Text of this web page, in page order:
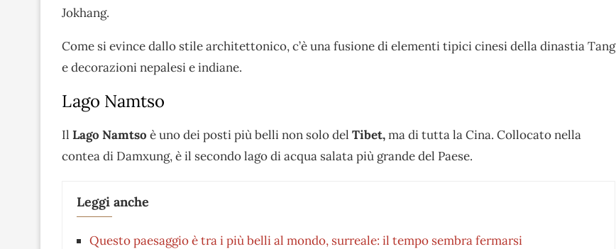
Jokhang.
Come si evince dallo stile architettonico, c’è una fusione di elementi tipici cinesi della dinastia Tang
e decorazioni nepalesi e indiane.
Lago Namtso
Il Lago Namtso è uno dei posti più belli non solo del Tibet,ma di tutta la Cina. Collocato nella
contea di Damxung, è il secondo lago di acqua salata più grande del Paese.
Leggi anche
Questo paesaggio è tra i più belli al mondo, surreale: il tempo sembra fermarsi